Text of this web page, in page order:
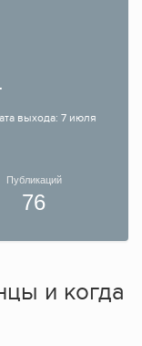
выхода: 7 июля
Публикаций
76
и когда